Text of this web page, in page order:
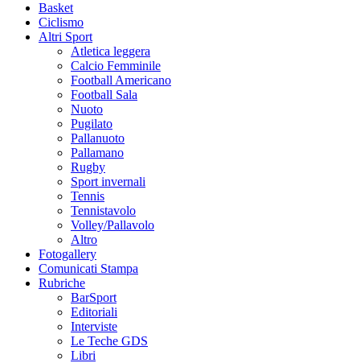
Basket
Ciclismo
Altri Sport
Atletica leggera
Calcio Femminile
Football Americano
Football Sala
Nuoto
Pugilato
Pallanuoto
Pallamano
Rugby
Sport invernali
Tennis
Tennistavolo
Volley/Pallavolo
Altro
Fotogallery
Comunicati Stampa
Rubriche
BarSport
Editoriali
Interviste
Le Teche GDS
Libri